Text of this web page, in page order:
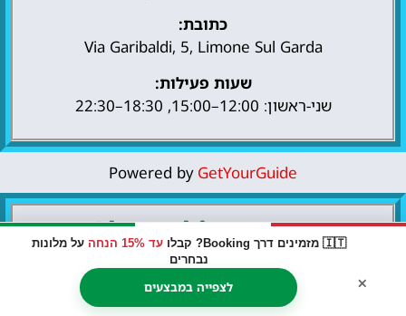
🇮🇹 מזמינים דרך Booking? קבלו עד 15% הנחה
על מלונות
נבחרים
לצפייה במבצעים ×
כתובת:
Via Garibaldi, 5, Limone Sul Garda
שעות פעילות:
שני-ראשון: 12:00–15:00, 18:30–22:30
Powered by GetYourGuide
Al Vecchio Fontec
מטבח איטלקי מסורתי בלב העיר
Al Vecchio Fontec היא מסעדה המציעה חוויה